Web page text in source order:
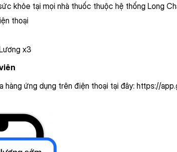
khỏe tại mọi nhà thuốc thuộc hệ thống Long
thoại
x3
hàng ứng dụng trên điện thoại tại đây: https://